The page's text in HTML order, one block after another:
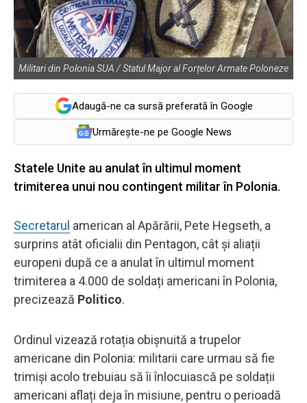
Militari din Polonia SUA / Statul Major al Forțelor Armate Poloneze
Adaugă-ne ca sursă preferată în Google
Urmărește-ne pe Google News
Statele Unite au anulat în ultimul moment
trimiterea unui nou contingent militar în Polonia.
Secretarul american al Apărării, Pete Hegseth, a
surprins atât oficialii din Pentagon, cât și aliații
europeni după ce a anulat în ultimul moment
trimiterea a 4.000 de soldați americani în Polonia,
precizează Politico.
Ordinul vizează rotația obișnuită a trupelor
americane din Polonia: militarii care urmau să fie
trimiși acolo trebuiau să îi înlocuiască pe soldații
americani aflați deja în misiune, pentru o perioadă